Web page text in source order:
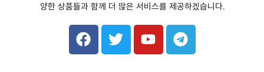
양한 상품들과 함께 더 많은 서비스를 제공하겠습니다.
F
a
c
T
w
i
Y
o
u
T
e
l